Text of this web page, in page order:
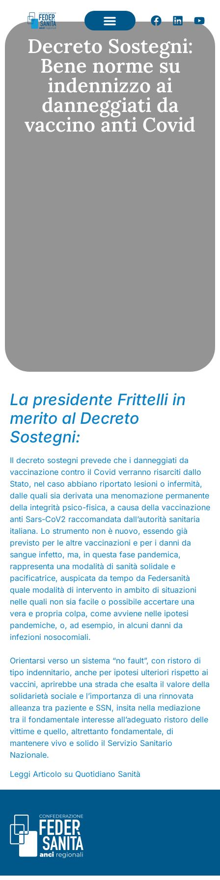
Decreto Sostegni:
Bene norme su
indennizzo ai
danneggiati da
vaccino anti Covid
La presidente Frittelli in
merito al Decreto
Sostegni:
Il decreto sostegni prevede che i danneggiati da
vaccinazione contro il Covid verranno risarciti dallo
Stato, nel caso abbiano riportato lesioni o infermità,
dalle quali sia derivata una menomazione permanente
della integrità psico-fisica, a causa della vaccinazione
anti Sars-CoV2 raccomandata dall’autorità sanitaria
italiana. Lo strumento non è nuovo, essendo già
previsto per le altre vaccinazioni e per i danni da
sangue infetto, ma, in questa fase pandemica,
rappresenta una modalità di sanità solidale e
pacificatrice, auspicata da tempo da Federsanità
quale modalità di intervento in ambito di situazioni
nelle quali non sia facile o possibile accertare una
vera e propria colpa, come avviene nelle ipotesi
pandemiche, o, ad esempio, in alcuni danni da
infezioni nosocomiali.
Orientarsi verso un sistema “no fault”, con ristoro di
tipo indennitario, anche per ipotesi ulteriori rispetto ai
vaccini, aprirebbe una strada che esalta il valore della
solidarietà sociale e l’importanza di una rinnovata
alleanza tra paziente e SSN, insita nella mediazione
tra il fondamentale interesse all’adeguato ristoro delle
vittime e quello, altrettanto fondamentale, di
mantenere vivo e solido il Servizio Sanitario
Nazionale.
Leggi Articolo su Quotidiano Sanità